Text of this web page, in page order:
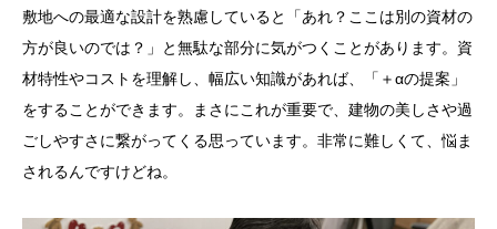
敷地への最適な設計を熟慮していると「あれ？ここは別の資材の
方が良いのでは？」と無駄な部分に気がつくことがあります。資
材特性やコストを理解し、幅広い知識があれば、「＋αの提案」
をすることができます。まさにこれが重要で、建物の美しさや過
ごしやすさに繋がってくる思っています。非常に難しくて、悩ま
されるんですけどね。